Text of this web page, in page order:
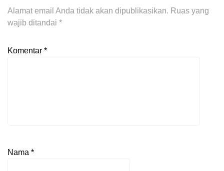
Alamat email Anda tidak akan dipublikasikan. Ruas yang
wajib ditandai *
Komentar *
Nama *